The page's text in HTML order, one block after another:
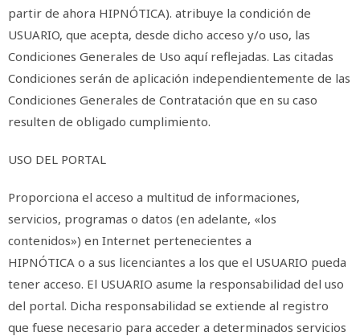
partir de ahora HIPNÓTICA). atribuye la condición de
USUARIO, que acepta, desde dicho acceso y/o uso, las
Condiciones Generales de Uso aquí reflejadas. Las citadas
Condiciones serán de aplicación independientemente de las
Condiciones Generales de Contratación que en su caso
resulten de obligado cumplimiento.
USO DEL PORTAL
Proporciona el acceso a multitud de informaciones,
servicios, programas o datos (en adelante, «los
contenidos») en Internet pertenecientes a
HIPNÓTICA o a sus licenciantes a los que el USUARIO pueda
tener acceso. El USUARIO asume la responsabilidad del uso
del portal. Dicha responsabilidad se extiende al registro
que fuese necesario para acceder a determinados servicios